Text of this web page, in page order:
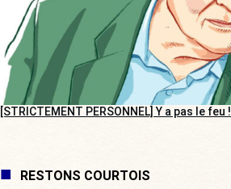
[STRICTEMENT PERSONNEL] Y a pas le feu !
RESTONS COURTOIS